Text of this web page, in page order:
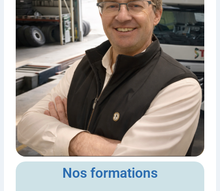
Nos formations